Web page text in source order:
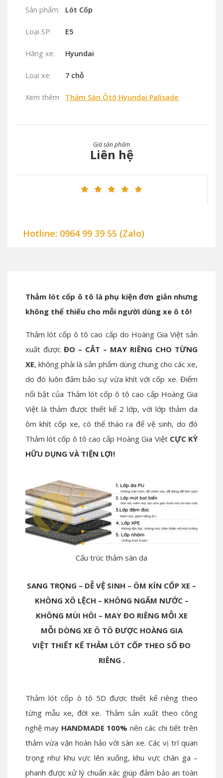
Sản phẩm: Lót Cốp
Loại SP: E5
Hãng xe: Hyundai
Loại xe: 7 chỗ
Xem thêm Thảm Sàn Ôtô Hyundai Palisade
Giá sản phẩm
Liên hệ
Hotline: 0964 99 39 55 (Zalo)
Thảm lót cốp ô tô là phụ kiện đơn giản nhưng
không thể thiếu cho mỗi người dùng xe ô tô!
Thảm lót cốp ô tô cao cấp do Hoàng Gia Việt sản
xuất được ĐO – CẮT – MAY RIÊNG CHO TỪNG
XE, không phải là sản phẩm dùng chung cho các xe,
do đó luôn đảm bảo sự vừa khít với cốp xe. Điểm
nổi bật của Thảm lót cốp ô tô cao cấp Hoàng Gia
Việt là thảm được thiết kế 2 lớp, với lớp thảm da
ôm khít cốp xe, có thể tháo ra để vệ sinh, do đó
Thảm lót cốp ô tô cao cấp Hoàng Gia Việt CỰC KỲ
HỮU DỤNG VÀ TIỆN LỢI!
Cấu trúc thảm sàn da
SANG TRỌNG – DỄ VỆ SINH – ÔM KÍN CỐP XE –
KHÔNG XÔ LỆCH – KHÔNG NGẤM NƯỚC –
KHÔNG MÙI HÔI – MAY ĐO RIÊNG MỖI XE
MỖI DÒNG XE Ô TÔ ĐƯỢC HOÀNG GIA
VIỆT THIẾT KẾ THẢM LÓT CỐP THEO SỐ ĐO
RIÊNG .
Thảm lót cốp ô tô 5D được thiết kế riêng theo
từng mẫu xe, đời xe. Thảm sản xuất theo công
nghệ may HANDMADE 100% nên các chi tiết trên
thảm vừa vặn hoàn hảo với sàn xe. Các vị trí quan
trọng như khu vực lên xuống, khu vực chân ga –
phanh được xử lý chuẩn xác giúp đảm bảo an toàn